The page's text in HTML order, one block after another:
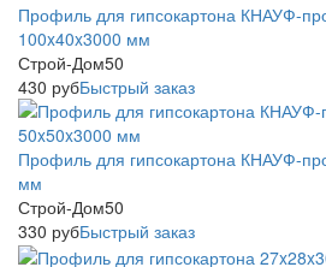
Профиль для гипсокартона КНАУФ-
100x40x3000 мм
Строй-Дом50
430 рубБыстрый заказ
Профиль для гипсокартона КНАУФ-
мм
Строй-Дом50
330 рубБыстрый заказ